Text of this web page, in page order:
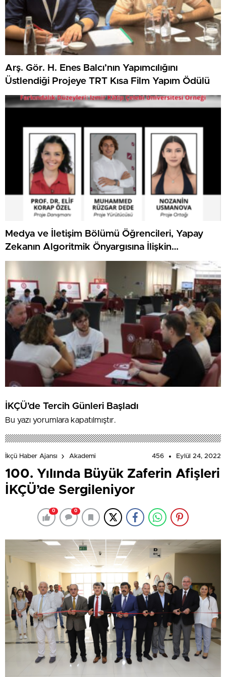
Arş. Gör. H. Enes Balcı’nın Yapımcılığını
Üstlendiği Projeye TRT Kısa Film Yapım Ödülü
Medya ve İletişim Bölümü Öğrencileri, Yapay
Zekanın Algoritmik Önyargısına İlişkin
Farkındalık Düzeylerini Araştıracak
İKÇÜ’de Tercih Günleri Başladı
Bu yazı yorumlara kapatılmıştır.
İkçü Haber Ajansı Akademi 456 Eylül 24, 2022
100. Yılında Büyük Zaferin Afişleri
İKÇÜ’de Sergileniyor
0 0